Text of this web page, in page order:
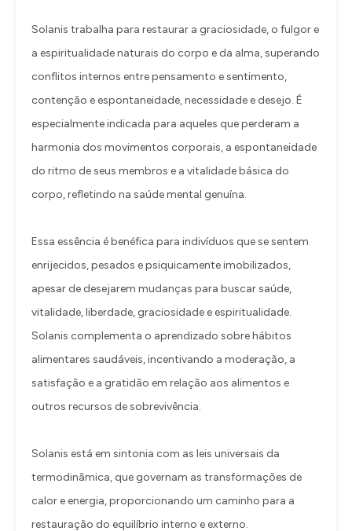
Solanis trabalha para restaurar a graciosidade, o fulgor e
a espiritualidade naturais do corpo e da alma, superando
conflitos internos entre pensamento e sentimento,
contenção e espontaneidade, necessidade e desejo. É
especialmente indicada para aqueles que perderam a
harmonia dos movimentos corporais, a espontaneidade
do ritmo de seus membros e a vitalidade básica do
corpo, refletindo na saúde mental genuína.
Essa essência é benéfica para indivíduos que se sentem
enrijecidos, pesados e psiquicamente imobilizados,
apesar de desejarem mudanças para buscar saúde,
vitalidade, liberdade, graciosidade e espiritualidade.
Solanis complementa o aprendizado sobre hábitos
alimentares saudáveis, incentivando a moderação, a
satisfação e a gratidão em relação aos alimentos e
outros recursos de sobrevivência.
Solanis está em sintonia com as leis universais da
termodinâmica, que governam as transformações de
calor e energia, proporcionando um caminho para a
restauração do equilíbrio interno e externo.